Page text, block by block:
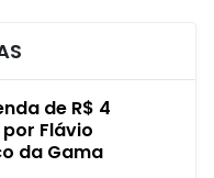
de R$ 4
Flávio
da Gama